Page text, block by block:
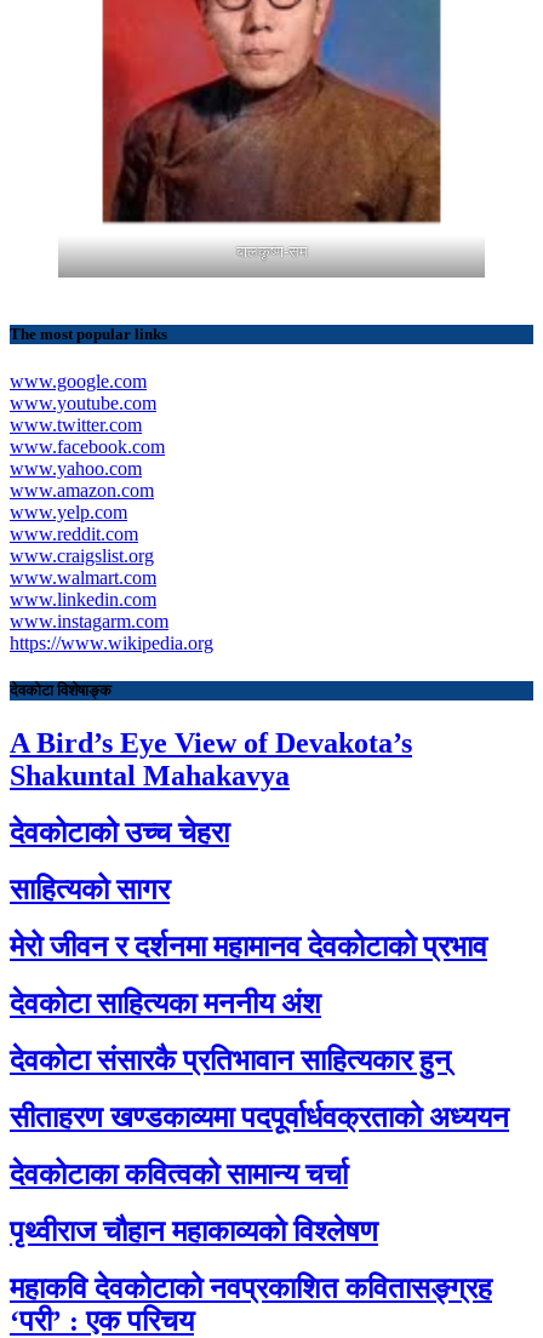
बालकृष्ण-सम
The most popular links
www.google.com
www.youtube.com
www.twitter.com
www.facebook.com
www.yahoo.com
www.amazon.com
www.yelp.com
www.reddit.com
www.craigslist.org
www.walmart.com
www.linkedin.com
www.instagarm.com
https://www.wikipedia.org
देवकोटा विशेषाङ्क
A Bird’s Eye View of Devakota’s
Shakuntal Mahakavya
देवकोटाको उच्च चेहरा
साहित्यको सागर
मेरो जीवन र दर्शनमा महामानव देवकोटाको प्रभाव
देवकोटा साहित्यका मननीय अंश
देवकोटा संसारकै प्रतिभावान साहित्यकार हुन्
सीताहरण खण्डकाव्यमा पदपूर्वार्धवक्रताको अध्ययन
देवकोटाका कवित्वको सामान्य चर्चा
पृथ्वीराज चौहान महाकाव्यको विश्लेषण
महाकवि देवकोटाको नवप्रकाशित कवितासङ्ग्रह
‘परी’ : एक परिचय